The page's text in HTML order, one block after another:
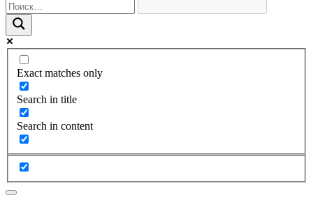
Exact matches only
Search in title
Search in content